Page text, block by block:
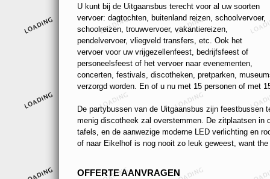
U kunt bij de Uitgaansbus terecht voor al uw soorten
vervoer: dagtochten, buitenland reizen, schoolvervoer,
schoolreizen, trouwvervoer, vakantiereizen,
pendelvervoer, vliegveld transfers, etc. Ook het
vervoer voor uw vrijgezellenfeest, bedrijfsfeest of
personeelsfeest of het vervoer naar evenementen,
concerten, festivals, discotheken, pretparken,
verzorgd worden. En of u nu met 15 personen of met
De partybussen van de Uitgaansbus zijn feestbussen
menig discotheek zal overstemmen. De zitplaatsen
tafels, en de aanwezige moderne LED verlichting en
of naar Eikelhof is nog nooit zo leuk geweest, want
OFFERTE AANVRAGEN